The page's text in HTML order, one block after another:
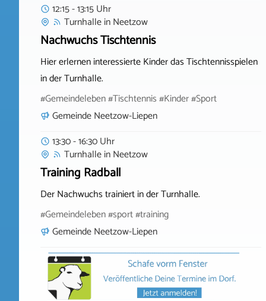
12:15 - 13:15 Uhr
TurnhalleinNeetzow
Nachwuchs Tischtennis
Hier erlernen interessierte Kinder das Tischtennisspielen
in der Turnhalle.
#Gemeindeleben #Tischtennis #Kinder #Sport
Gemeinde Neetzow-Liepen
13:30 - 16:30 Uhr
TurnhalleinNeetzow
Training Radball
Der Nachwuchs trainiert in der Turnhalle.
#Gemeindeleben #sport #training
Gemeinde Neetzow-Liepen